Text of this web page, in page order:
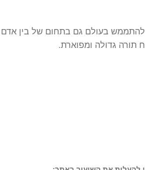
להתממש בעולם גם בתחום של בין אדם
תורה גדולה ומפוארת.